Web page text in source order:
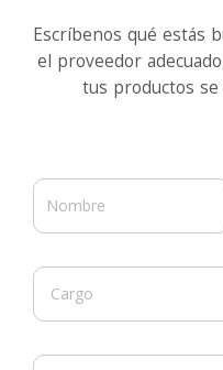
Escríbenos qué estás
el proveedor
tus productos se